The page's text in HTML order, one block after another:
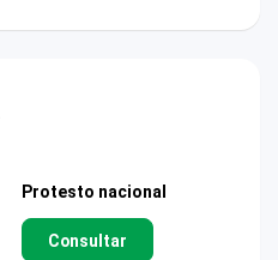
Protesto nacional
Consultar